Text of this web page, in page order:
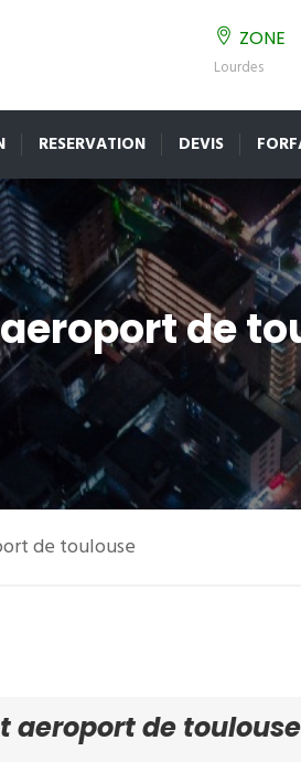
ZONE
Lourdes
RESERVATION DEVIS
de
de toulouse
aeroport de toulouse